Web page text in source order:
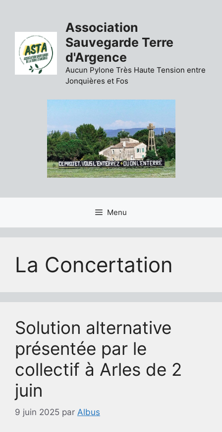
contenu
Association
Sauvegarde Terre
d'Argence
Aucun Pylone Très Haute Tension entre
Jonquières et Fos
Menu
La Concertation
Solution alternative
présentée par le
collectif à Arles de 2
juin
9 juin 2025 par Albus